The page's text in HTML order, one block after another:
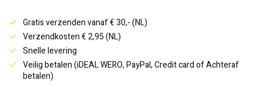
Gratis verzenden vanaf € 30,- (NL)
Verzendkosten € 2,95 (NL)
Snelle levering
Veilig betalen (iDEAL WERO, PayPal, Credit card of Achteraf
betalen)